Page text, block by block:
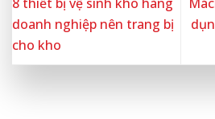
doanh nghiệp nên trang bị
cho kho